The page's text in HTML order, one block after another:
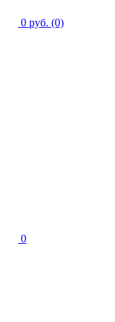
0 руб. (0)
0